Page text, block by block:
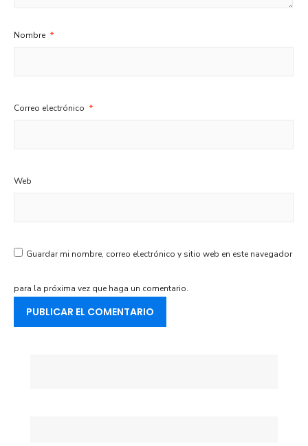
Nombre *
Correo electrónico *
Web
Guardar mi nombre, correo electrónico y sitio web en este navegador
para la próxima vez que haga un comentario.